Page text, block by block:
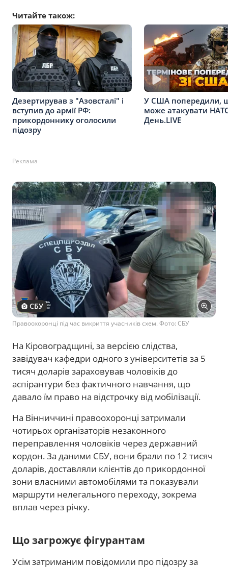
Читайте також:
Дезертирував з "Азовсталі" і
вступив до армії РФ:
прикордоннику оголосили
підозру
У США попередили,
може атакувати
День.LIVE
Реклама
СБУ
Правоохоронці під час викриття учасників схем. Фото: СБУ
На Кіровоградщині, за версією слідства,
завідувач кафедри одного з університетів за 5
тисяч доларів зараховував чоловіків до
аспірантури без фактичного навчання, що
давало їм право на відстрочку від мобілізації.
На Вінниччині правоохоронці затримали
чотирьох організаторів незаконного
переправлення чоловіків через державний
кордон. За даними СБУ, вони брали по 12 тисяч
доларів, доставляли клієнтів до прикордонної
зони власними автомобілями та показували
маршрути нелегального переходу, зокрема
вплав через річку.
Що загрожує фігурантам
Усім затриманим повідомили про підозру за